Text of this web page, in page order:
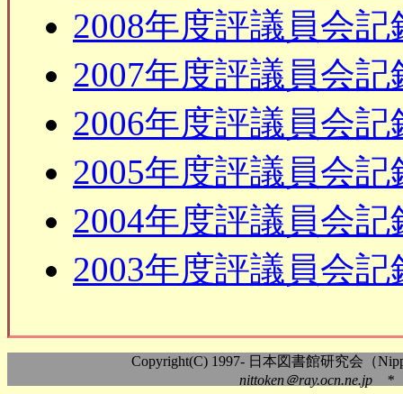
2008年度評議員会記
2007年度評議員会記
2006年度評議員会記
2005年度評議員会記
2004年度評議員会記
2003年度評議員会記
Copyright(C) 1997- 日本図書館研究会（
nittoken＠ray.ocn.ne.jp *